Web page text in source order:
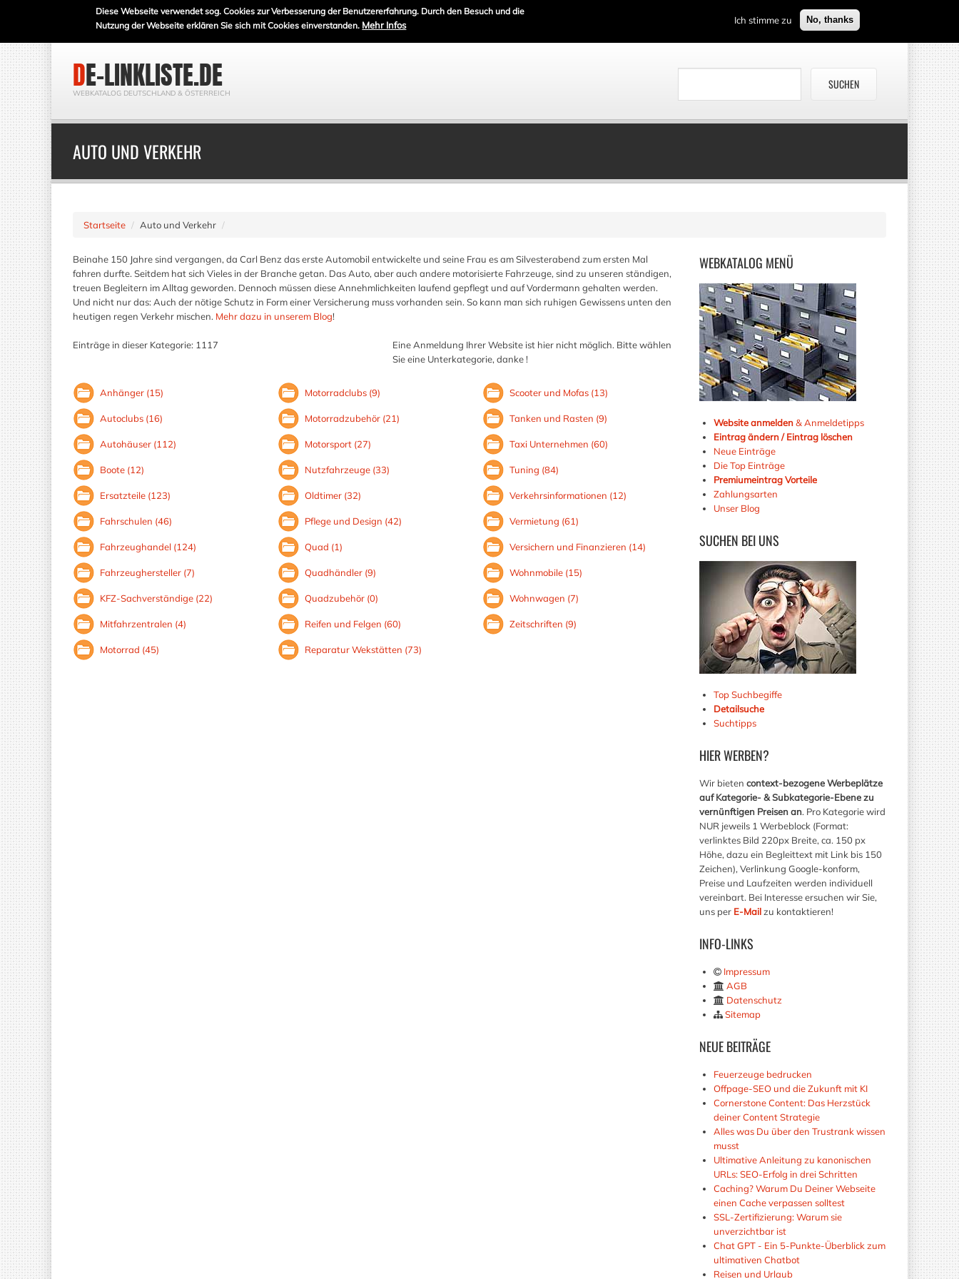
Diese Webseite verwendet sog. Cookies zur Verbesserung der Benutzererfahrung. Durch den Besuch und die
Nutzung der Webseite erklären Sie sich mit Cookies einverstanden. Mehr Infos Ich stimme zu No, thanks
DE-LINKLISTE.DE
WEBKATALOG DEUTSCHLAND & ÖSTERREICH
AUTO UND VERKEHR
Startseite Auto und Verkehr
WEBKATALOG MENÜ
Website anmelden& Anmeldetipps
Eintrag ändern / Eintrag löschen
Neue Einträge
Die Top Einträge
Premiumeintrag Vorteile
Zahlungsarten
Unser Blog
SUCHEN BEI UNS
Top Suchbegiffe
Detailsuche
Suchtipps
HIERWERBEN?
Wir bieten context-bezogene Werbeplätze
auf Kategorie- & Subkategorie-Ebene zu
vernünftigen Preisen an. Pro Kategorie wird
NUR jeweils 1 Werbeblock (Format:
verlinktes Bild 220px Breite, ca. 150 px
Höhe, dazu ein Begleittext mit Link bis 150
Zeichen), Verlinkung Google-konform,
Preise und Laufzeiten werden individuell
vereinbart. Bei Interesse ersuchen wir Sie,
uns per E-Mailzu kontaktieren!
INFO-LINKS
Impressum
AGB
Datenschutz
Sitemap
NEUEBEITRÄGE
Feuerzeuge bedrucken
Offpage-SEO und die Zukunft mit KI
Cornerstone Content: Das Herzstück
deiner Content Strategie
Alles was Du über den Trustrank wissen
musst
Ultimative Anleitung zu kanonischen
URLs: SEO-Erfolg in drei Schritten
Caching? Warum Du Deiner Webseite
einen Cache verpassen solltest
SSL-Zertifizierung: Warum sie
unverzichtbar ist
Chat GPT - Ein 5-Punkte-Überblick zum
ultimativen Chatbot
Reisen und Urlaub
Beinahe 150 Jahre sind vergangen, da Carl Benz das erste Automobil entwickelte und seine Frau es am Silvesterabend zum ersten Mal
fahren durfte. Seitdem hat sich Vieles in der Branche getan. Das Auto, aber auch andere motorisierte Fahrzeuge, sind zu unseren ständigen,
treuen Begleitern im Alltag geworden. Dennoch müssen diese Annehmlichkeiten laufend gepflegt und auf Vordermann gehalten werden.
Und nicht nur das: Auch der nötige Schutz in Form einer Versicherung muss vorhanden sein. So kann man sich ruhigen Gewissens unten den
heutigen regen Verkehr mischen. Mehr dazu in unserem Blog!
Eine Anmeldung Ihrer Website ist hier nicht möglich. Bitte wählen
Sie eine Unterkategorie, danke !
Einträge in dieser Kategorie: 1117
Anhänger (15)
Autoclubs (16)
Autohäuser (112)
Boote (12)
Ersatzteile (123)
Fahrschulen (46)
Fahrzeughandel (124)
Fahrzeughersteller (7)
KFZ-Sachverständige (22)
Mitfahrzentralen (4)
Motorrad (45)
Motorradclubs (9)
Motorradzubehör (21)
Motorsport (27)
Nutzfahrzeuge (33)
Oldtimer (32)
Pflege und Design (42)
Quad (1)
Quadhändler (9)
Quadzubehör (0)
Reifen und Felgen (60)
Reparatur Wekstätten (73)
Scooter und Mofas (13)
Tanken und Rasten (9)
Taxi Unternehmen (60)
Tuning (84)
Verkehrsinformationen (12)
Vermietung (61)
Versichern und Finanzieren (14)
Wohnmobile (15)
Wohnwagen (7)
Zeitschriften (9)